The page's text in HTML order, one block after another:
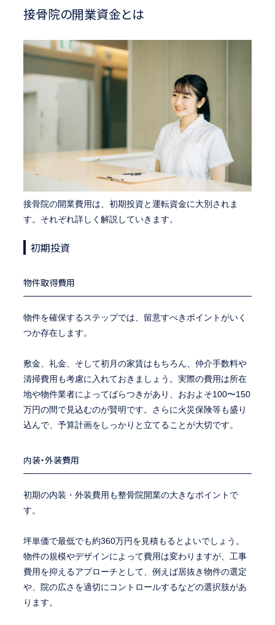
接骨院の開業資金とは
接骨院の開業費用は、初期投資と運転資金に大別されま
す。それぞれ詳しく解説していきます。
初期投資
物件取得費用
物件を確保するステップでは、留意すべきポイントがいく
つか存在します。
敷金、礼金、そして初月の家賃はもちろん、仲介手数料や
清掃費用も考慮に入れておきましょう。実際の費用は所在
地や物件業者によってばらつきがあり、おおよそ100〜150
万円の間で見込むのが賢明です。さらに火災保険等も盛り
込んで、予算計画をしっかりと立てることが大切です。
内装・外装費用
初期の内装・外装費用も整骨院開業の大きなポイントで
す。
坪単価で最低でも約360万円を見積もるとよいでしょう。
物件の規模やデザインによって費用は変わりますが、工事
費用を抑えるアプローチとして、例えば居抜き物件の選定
や、院の広さを適切にコントロールするなどの選択肢があ
ります。